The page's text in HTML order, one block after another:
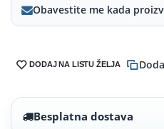
Obavestite me kada
DODAJ NA LISTU ŽELJA
Besplatna dostava